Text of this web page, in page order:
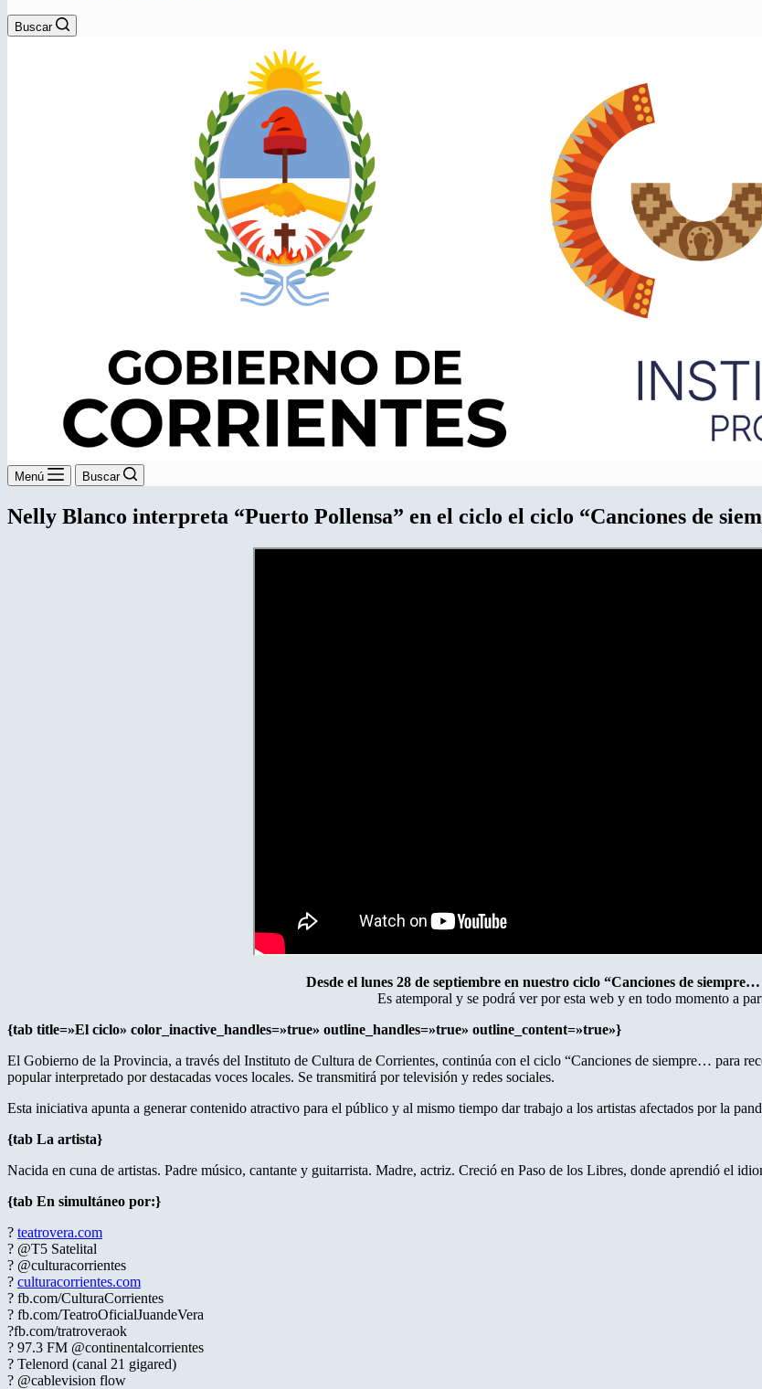
Buscar
Menú Buscar
Nelly Blanco interpreta “Puerto Pollensa” en el ciclo el ciclo “Canciones de
Desde el lunes 28 de septiembre en nuestro ciclo “Canciones de
Es atemporal y se podrá ver por esta web y en todo momento a
{tab title=»El ciclo» color_inactive_handles=»true» outline_handles=»true» outline_content=»true»}
El Gobierno de la Provincia, a través del Instituto de Cultura de Corrientes, continúa con el ciclo “Canciones de siempre… para
popular interpretado por destacadas voces locales. Se transmitirá por televisión y redes sociales.
Esta iniciativa apunta a generar contenido atractivo para el público y al mismo tiempo dar trabajo a los artistas afectados por la
{tab La artista}
Nacida en cuna de artistas. Padre músico, cantante y guitarrista. Madre, actriz. Creció en Paso de los Libres, donde aprendió el
{tab En simultáneo por:}
? teatrovera.com
? @T5 Satelital
? @culturacorrientes
? culturacorrientes.com
? fb.com/CulturaCorrientes
? fb.com/TeatroOficialJuandeVera
?fb.com/tratroveraok
? 97.3 FM @continentalcorrientes
? Telenord (canal 21 gigared)
? @cablevision flow